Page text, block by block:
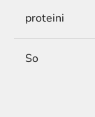
proteini
So